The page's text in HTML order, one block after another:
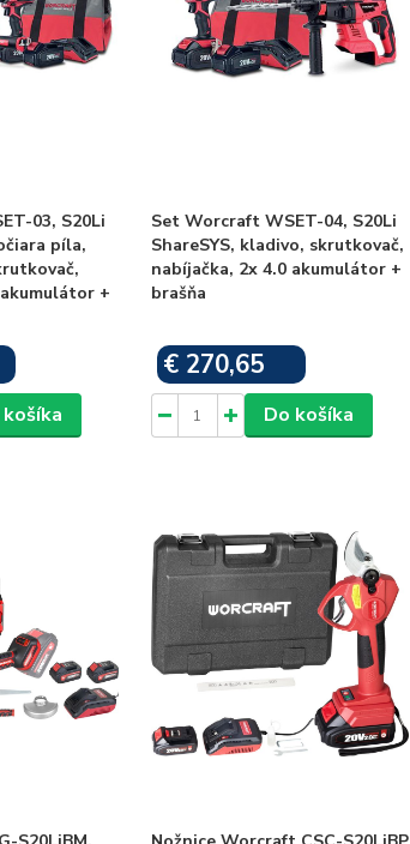
03, S20Li
píla,
+
Set Worcraft WSET-04, S20Li
ShareSYS, kladivo, skrutkovač,
nabíjačka, 2x 4.0 akumulátor +
brašňa
€ 270,65
Do košíka